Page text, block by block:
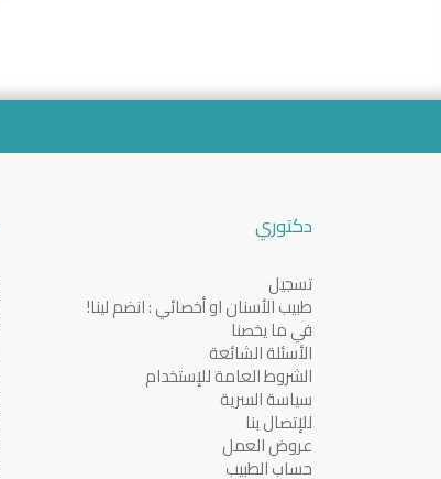
دكتوري
تسجيل
طبيب الأسنان او أخصائي : انضم لينا!
في ما يخصنا
الأسئلة الشائعة
الشروط العامة للإستخدام
سياسة السرية
للإتصال بنا
عروض العمل
حساب الطبيب